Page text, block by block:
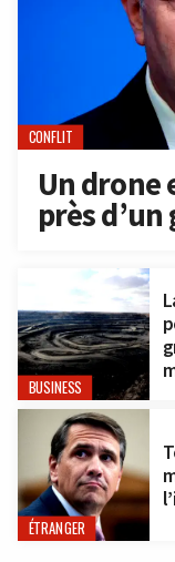
CONFLIT
Un drone
près
BUSINESS
ÉTRANGER